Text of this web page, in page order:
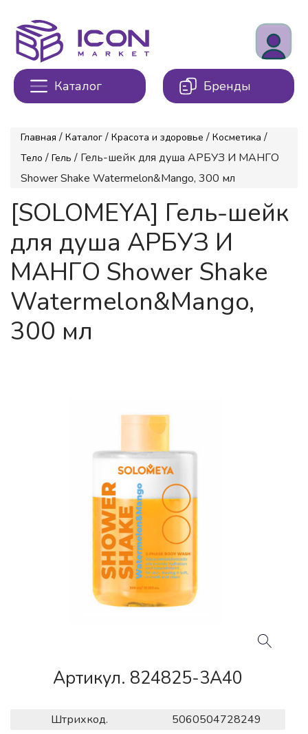
Каталог Бренды
Главная / Каталог / Красота и здоровье / Косметика /
Тело / Гель / Гель-шейк для душа АРБУЗ И МАНГО
Shower Shake Watermelon&Mango, 300 мл
[SOLOMEYA] Гель-шейк
для душа АРБУЗ И
МАНГО Shower Shake
Watermelon&Mango,
300 мл
Артикул. 824825-3A40
Штрихкод. 5060504728249